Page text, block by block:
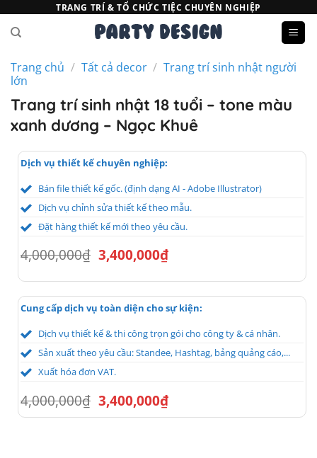
qua
dung
TRANG TRÍ & TỔ CHỨC TIỆC CHUYÊN NGHIỆP
Trang chủ / Tất cả decor / Trang trí sinh nhật người
lớn
Trang trí sinh nhật 18 tuổi – tone màu
xanh dương – Ngọc Khuê
Dịch vụ thiết kế chuyên nghiệp:
Bán file thiết kế gốc. (định dạng AI - Adobe Illustrator)
Dịch vụ chỉnh sửa thiết kế theo mẫu.
Đặt hàng thiết kế mới theo yêu cầu.
4,000,000₫ Giá
gốc
là:
4,000,000₫.
3,400,000₫Giá
tại
là:
3,400,000₫.
Cung cấp dịch vụ toàn diện cho sự kiện:
Dịch vụ thiết kế & thi công trọn gói cho công ty & cá nhân.
Sản xuất theo yêu cầu: Standee, Hashtag, bảng quảng cáo,...
Xuất hóa đơn VAT.
4,000,000₫ Giá
gốc
3,400,000₫Giá
hiện